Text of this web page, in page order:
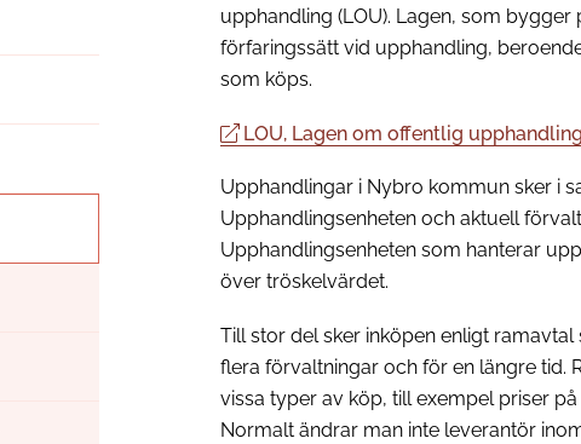
upphandling (LOU). Lagen, som bygger
förfaringssätt vid upphandling,
som köps.
LOU, Lagen om offentlig upphandling
Upphandlingar i Nybro kommun sker i
Upphandlingsenheten och aktuell
Upphandlingsenheten som hanterar
över tröskelvärdet.
Till stor del sker inköpen enligt
flera förvaltningar och för en längre tid.
vissa typer av köp, till exempel priser
Normalt ändrar man inte leverantör